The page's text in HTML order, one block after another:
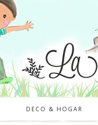
DECO & HOGAR